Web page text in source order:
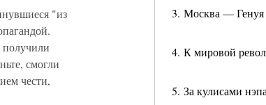
3. Москва — Генуя
4. К мировой
5. За кулисами нэпа
"из
получили
смогли
чести,